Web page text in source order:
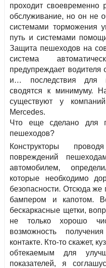
проходит своевременно
обслуживание, но он не
системами торможения
путь и системами
Защита пешеходов на
система
предупреждает
и… последствия для
сводятся к минимуму.
существуют у
Mercedes.
Что еще сделано для
пешеходов?
Конструкторы
повреждений
автомобилем,
которые необходимо
безопасности. Отсюда же
бампером и капотом.
бескаркасные щетки,
не только хорошо
возможность
контакте. Кто-то скажет,
обтекаемым для
показателей, я